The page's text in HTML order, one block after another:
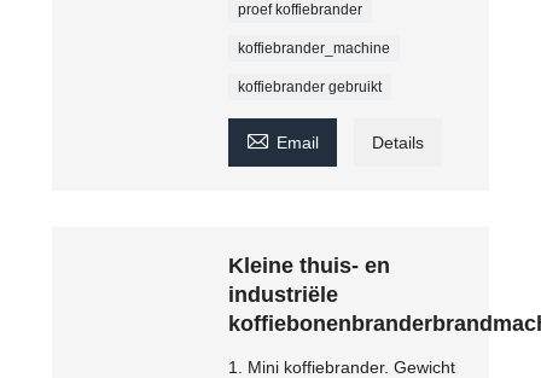
proef koffiebrander
koffiebrander_machine
koffiebrander gebruikt
 Email Details
Kleine thuis- en
industriële
1. Mini koffiebrander. Gewicht